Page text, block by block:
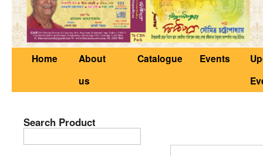
Home
About
us
Catalogue Events
Search Product